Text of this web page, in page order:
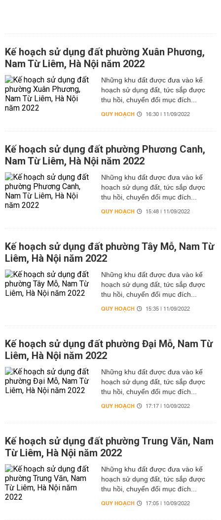
Kế hoạch sử dụng đất phường Xuân Phương,
Nam Từ Liêm, Hà Nội năm 2022
Những khu đất được đưa vào kế
hoạch sử dụng đất, tức sắp được
thu hồi, chuyển đổi mục đích...
QUY HOẠCH 16:30 | 11/09/2022
Kế hoạch sử dụng đất phường Phương Canh,
Nam Từ Liêm, Hà Nội năm 2022
Những khu đất được đưa vào kế
hoạch sử dụng đất, tức sắp được
thu hồi, chuyển đổi mục đích...
QUY HOẠCH 15:48 | 11/09/2022
Kế hoạch sử dụng đất phường Tây Mỗ, Nam Từ
Liêm, Hà Nội năm 2022
Những khu đất được đưa vào kế
hoạch sử dụng đất, tức sắp được
thu hồi, chuyển đổi mục đích...
QUY HOẠCH 15:35 | 11/09/2022
Kế hoạch sử dụng đất phường Đại Mỗ, Nam Từ
Liêm, Hà Nội năm 2022
Những khu đất được đưa vào kế
hoạch sử dụng đất, tức sắp được
thu hồi, chuyển đổi mục đích...
QUY HOẠCH 17:17 | 10/09/2022
Kế hoạch sử dụng đất phường Trung Văn, Nam
Từ Liêm, Hà Nội năm 2022
Những khu đất được đưa vào kế
hoạch sử dụng đất, tức sắp được
thu hồi, chuyển đổi mục đích...
QUY HOẠCH 17:05 | 10/09/2022